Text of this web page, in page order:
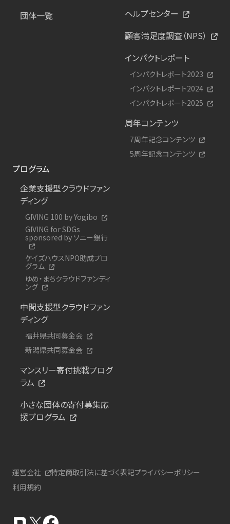
団体一覧
ヘルプセンター
顧客満足度調査（NPS）
インパクトレポート
インパクトレポート2023
インパクトレポート2024
インパクトレポート2025
周年コンテンツ
7周年記念コンテンツ
5周年記念コンテンツ
プログラム
企業支援型クラウドファン
ディング
GIVING 100 by Yogibo
GIVING for SDGs
sponsored by ソニー銀行
ケイズハウスNPO助成プロ
グラム
ゆめ・まちクラウドファンディ
ング
中間支援型クラウドファン
ディング
福井県共同募金会
新潟県共同募金会
マンスリー寄付挑戦プログ
ラム
小さな団体の寄付募集応
援プログラム
運営会社 特定商取引法に基づく表記プライバシーポリシー
利用規約